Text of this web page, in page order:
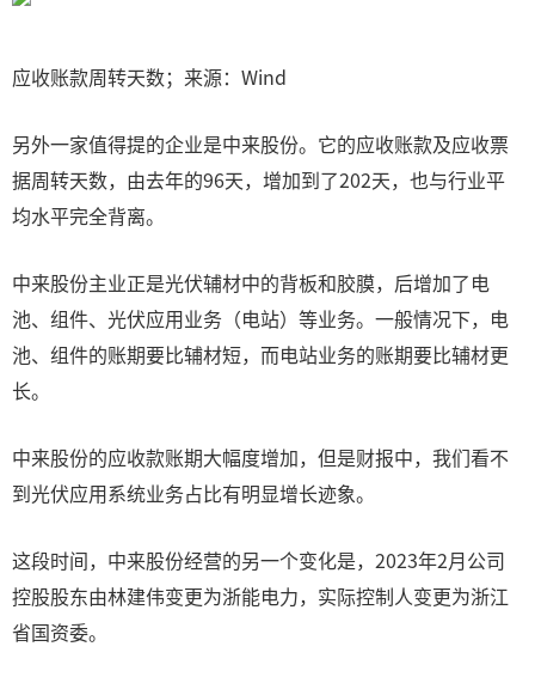
应收账款周转天数；来源：Wind
另外一家值得提的企业是中来股份。它的应收账款及应收票
据周转天数，由去年的96天，增加到了202天，也与行业平
均水平完全背离。
中来股份主业正是光伏辅材中的背板和胶膜，后增加了电
池、组件、光伏应用业务（电站）等业务。一般情况下，电
池、组件的账期要比辅材短，而电站业务的账期要比辅材更
长。
中来股份的应收款账期大幅度增加，但是财报中，我们看不
到光伏应用系统业务占比有明显增长迹象。
这段时间，中来股份经营的另一个变化是，2023年2月公司
控股股东由林建伟变更为浙能电力，实际控制人变更为浙江
省国资委。